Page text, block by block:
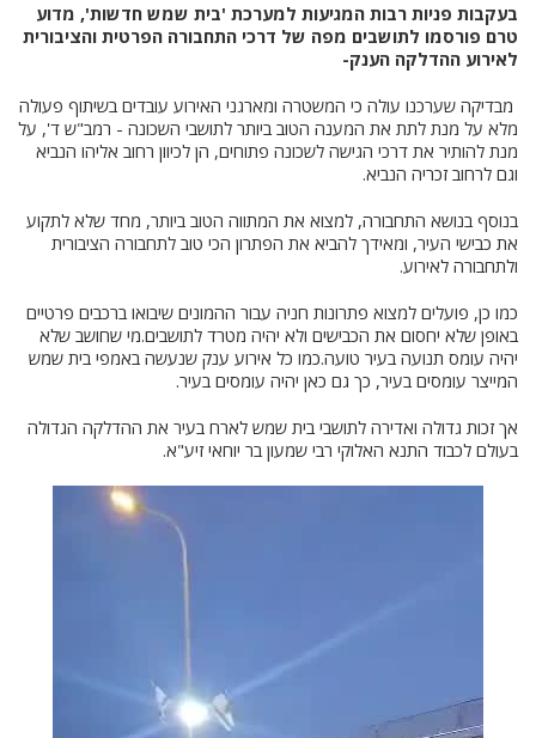
בעקבות פניות רבות המגיעות למערכת 'בית שמש חדשות', מדוע
טרם פורסמו לתושבים מפה של דרכי התחבורה הפרטית והציבורית
לאירוע ההדלקה הענק-
מבדיקה שערכנו עולה כי המשטרה ומארגני האירוע עובדים בשיתוף פעולה
מלא על מנת לתת את המענה הטוב ביותר לתושבי השכונה - רמב"ש ד', על
מנת להותיר את דרכי הגישה לשכונה פתוחים, הן לכיוון רחוב אליהו הנביא
וגם לרחוב זכריה הנביא.
בנוסף בנושא התחבורה, למצוא את המתווה הטוב ביותר, מחד שלא לתקוע
את כבישי העיר, ומאידך להביא את הפתרון הכי טוב לתחבורה הציבורית
ולתחבורה לאירוע.
כמו כן, פועלים למצוא פתרונות חניה עבור ההמונים שיבואו ברכבים פרטיים
באופן שלא יחסום את הכבישים ולא יהיה מטרד לתושבים.מי שחושב שלא
יהיה עומס תנועה בעיר טועה.כמו כל אירוע ענק שנעשה באמפי בית שמש
המייצר עומסים בעיר, כך גם כאן יהיה עומסים בעיר.
אך זכות גדולה ואדירה לתושבי בית שמש לארח בעיר את ההדלקה הגדולה
בעולם לכבוד התנא האלוקי רבי שמעון בר יוחאי זיע"א.